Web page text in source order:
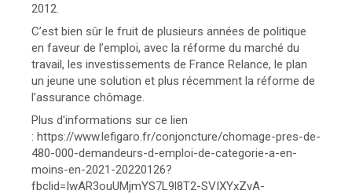
2012.
C’est bien sûr le fruit de plusieurs années de politique
en faveur de l’emploi, avec la réforme du marché du
travail, les investissements de France Relance, le plan
un jeune une solution et plus récemment la réforme de
l’assurance chômage.
Plus d'informations sur ce lien
: https://www.lefigaro.fr/conjoncture/chomage-pres-de-
480-000-demandeurs-d-emploi-de-categorie-a-en-
moins-en-2021-20220126?
fbclid=IwAR3ouUMjmYS7L9l8T2-SVIXYxZvA-